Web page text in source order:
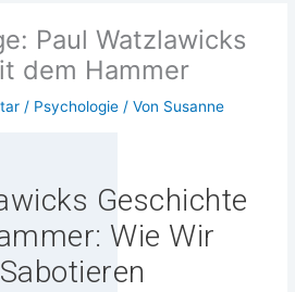
Paul Watzlawicks
dem Hammer
/ Psychologie / Von Susanne
Geschichte
Wie Wir